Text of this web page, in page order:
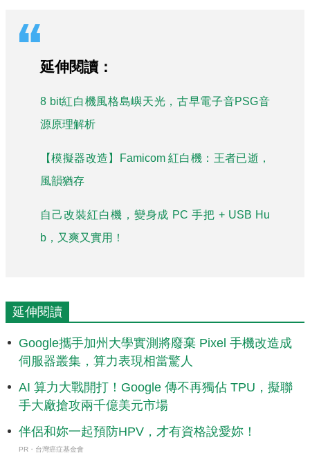
延伸閱讀：
8 bit紅白機風格島嶼天光，古早電子音PSG音
源原理解析
【模擬器改造】Famicom 紅白機：王者已逝，
風韻猶存
自己改裝紅白機，變身成 PC 手把 + USB Hu
b，又爽又實用！
延伸閱讀
Google攜手加州大學實測將廢棄 Pixel 手機改造成
伺服器叢集，算力表現相當驚人
AI 算力大戰開打！Google 傳不再獨佔 TPU，擬聯
手大廠搶攻兩千億美元市場
伴侶和妳一起預防HPV，才有資格說愛妳！
PR・台灣癌症基金會